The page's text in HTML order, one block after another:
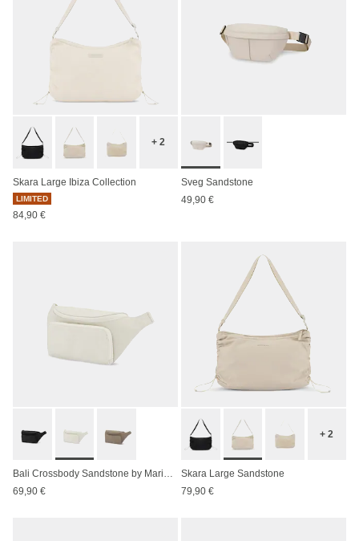
+ 2
Skara Large Ibiza Collection
LIMITED
84,90 €
Sveg Sandstone
49,90 €
Bali Crossbody Sandstone by Mariefeandjakesnow
69,90 €
+ 2
Skara Large Sandstone
79,90 €